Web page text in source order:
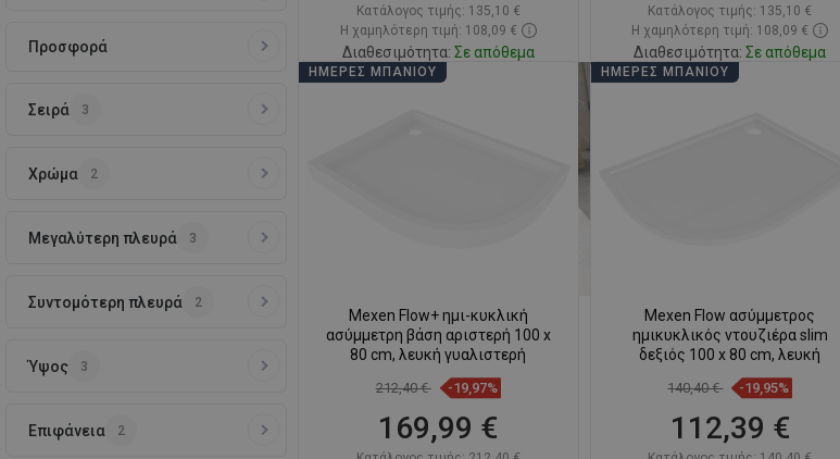
Προσφορά
Σειρά 3
Χρώμα 2
Μεγαλύτερη πλευρά 3
Συντομότερη πλευρά 2
Ύψος 3
Επιφάνεια 2
Κατάλογος τιμής: 135,10 €
Η χαμηλότερη τιμή: 108,09 €
Διαθεσιμότητα: Σε απόθεμα
Κατάλογος τιμής: 135,10 €
Η χαμηλότερη τιμή: 108,09 €
Διαθεσιμότητα: Σε απόθεμα
ΗΜΈΡΕΣ ΜΠΆΝΙΟΥ
Mexen Flow+ ημι-κυκλική
ασύμμετρη βάση αριστερή 100 x
80 cm, λευκή γυαλιστερή
212,40 € -19,97%
169,99 €
ΗΜΈΡΕΣ ΜΠΆΝΙΟΥ
Mexen Flow ασύμμετρος
ημικυκλικός ντουζιέρα slim
δεξιός 100 x 80 cm, λευκή
140,40 € -19,95%
112,39 €